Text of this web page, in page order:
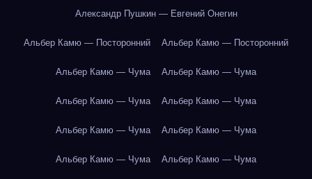
Александр Пушкин — Евгений Онегин
Альбер Камю — Посторонний Альбер Камю — Посторонний
Альбер Камю — Чума Альбер Камю — Чума
Альбер Камю — Чума Альбер Камю — Чума
Альбер Камю — Чума Альбер Камю — Чума
Альбер Камю — Чума Альбер Камю — Чума